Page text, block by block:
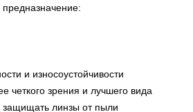
и износоустойчивости
четкого зрения и лучшего вида
защищать линзы от пыли